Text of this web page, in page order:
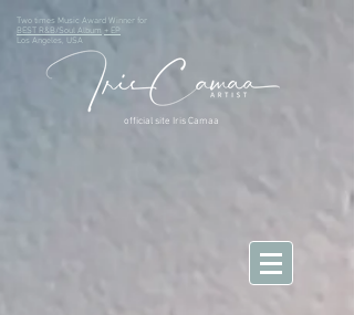
official site Iris Camaa
Two times Music Award Winner for
BEST R&B/Soul Album + EP
Los Angeles, USA